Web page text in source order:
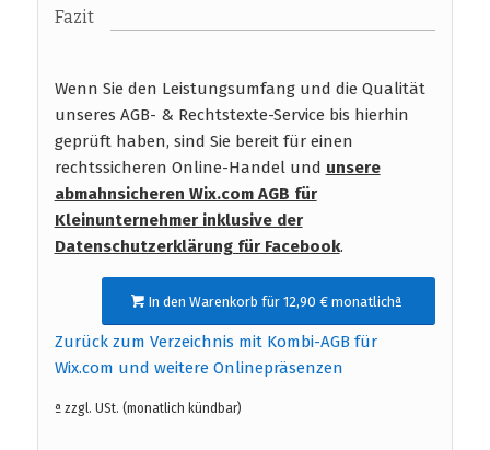
Fazit
Wenn Sie den Leistungsumfang und die Qualität
unseres AGB- & Rechtstexte-Service bis hierhin
geprüft haben, sind Sie bereit für einen
rechtssicheren Online-Handel und unsere
abmahnsicheren Wix.com AGB für
Kleinunternehmer inklusive der
Datenschutzerklärung für Facebook.
In den Warenkorb für 12,90 € monatlichª
Zurück zum Verzeichnis mit Kombi-AGB für
Wix.com und weitere Onlinepräsenzen
ª zzgl. USt. (monatlich kündbar)